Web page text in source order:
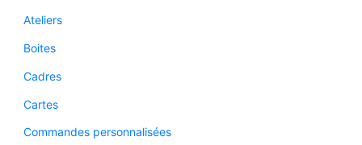
Ateliers
Boites
Cadres
Cartes
Commandes personnalisées